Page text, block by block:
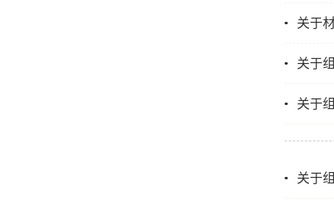
关于
关于
关于
关于